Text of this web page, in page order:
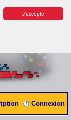
J'accepte
Connexion